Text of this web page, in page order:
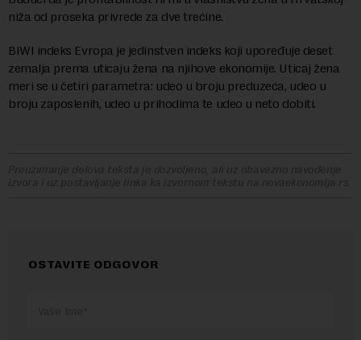
niža od proseka privrede za dve trećine.
BIWI indeks Evropa je jedinstven indeks koji upoređuje deset
zemalja prema uticaju žena na njihove ekonomije. Uticaj žena
meri se u četiri parametra: udeo u broju preduzeća, udeo u
broju zaposlenih, udeo u prihodima te udeo u neto dobiti.
Preuzimanje delova teksta je dozvoljeno, ali uz obavezno navođenje
izvora i uz postavljanje linka ka izvornom tekstu na novaekonomija.rs
OSTAVITE ODGOVOR